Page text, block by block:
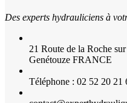
Des experts hydrauliciens à
21 Route de la Roche
Genétouze FRANCE
Téléphone : 02 52 20 21